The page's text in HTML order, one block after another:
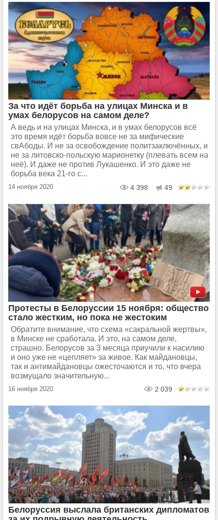
За что идёт борьба на улицах Минска и в
умах белорусов на самом деле?
А ведь и на улицах Минска, и в умах белорусов всё
это время идёт борьба вовсе не за мифические
свАбоды. И не за освобождение политзаключённых, и
не за литовско-польскую марионетку (плевать всем на
неё). И даже не против Лукашенко. И это даже не
борьба века 21-го с...
14 ноября 2020 4 398 49
Протесты в Белоруссии 15 ноября: общество
стало жестким, но пока не жестоким
Обратите внимание, что схема «сакральной жертвы»,
в Минске не сработала. И это, на самом деле,
страшно. Белорусов за 3 месяца приучили к насилию
и оно уже не «цепляет» за живое. Как майдановцы,
так и антимайдановцы ожесточаются и то, что вчера
возмущало значительную...
16 ноября 2020 2 039
Белоруссия выслала британских дипломатов